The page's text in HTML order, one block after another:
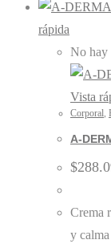
rápida
No hay
Vista
Corporal,
A-
$
Crema
y